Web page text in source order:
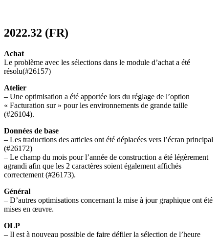
2022.32 (FR)
Achat
Le problème avec les sélections dans le module d’achat a été
résolu(#26157)
Atelier
– Une optimisation a été apportée lors du réglage de l’option
« Facturation sur » pour les environnements de grande taille
(#26104).
Données de base
– Les traductions des articles ont été déplacées vers l’écran principal
(#26172)
– Le champ du mois pour l’année de construction a été légèrement
agrandi afin que les 2 caractères soient également affichés
correctement (#26173).
Général
– D’autres optimisations concernant la mise à jour graphique ont été
mises en œuvre.
OLP
– Il est à nouveau possible de faire défiler la sélection de l’heure